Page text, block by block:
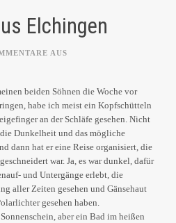
Elchingen
AUS
beiden Söhnen die Woche vor
habe ich meist ein Kopfschütteln
an der Schläfe gesehen. Nicht
Dunkelheit und das mögliche
dann hat er eine Reise organisiert, die
war. Ja, es war dunkel, dafür
und Untergänge erlebt, die
aller Zeiten gesehen und Gänsehaut
gesehen haben.
aber ein Bad im heißen